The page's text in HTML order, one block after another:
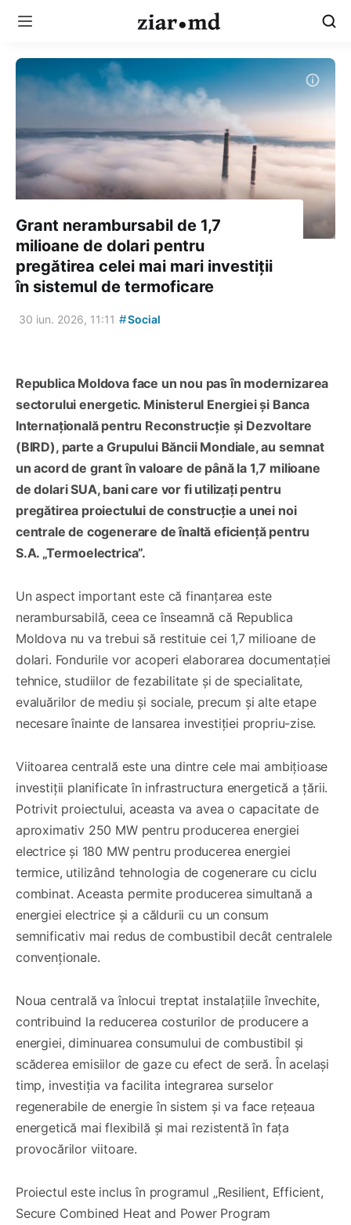
Grant nerambursabil de 1,7
milioane de dolari pentru
pregătirea celei mai mari investiții
în sistemul de termoficare
30 iun. 2026, 11:11 #Social
Republica Moldova face un nou pas în modernizarea
sectorului energetic. Ministerul Energiei și Banca
Internațională pentru Reconstrucție și Dezvoltare
(BIRD), parte a Grupului Băncii Mondiale, au semnat
un acord de grant în valoare de până la 1,7 milioane
de dolari SUA, bani care vor fi utilizați pentru
pregătirea proiectului de construcție a unei noi
centrale de cogenerare de înaltă eficiență pentru
S.A. „Termoelectrica”.
Un aspect important este că finanțarea este
nerambursabilă, ceea ce înseamnă că Republica
Moldova nu va trebui să restituie cei 1,7 milioane de
dolari. Fondurile vor acoperi elaborarea documentației
tehnice, studiilor de fezabilitate și de specialitate,
evaluărilor de mediu și sociale, precum și alte etape
necesare înainte de lansarea investiției propriu-zise.
Viitoarea centrală este una dintre cele mai ambițioase
investiții planificate în infrastructura energetică a țării.
Potrivit proiectului, aceasta va avea o capacitate de
aproximativ 250 MW pentru producerea energiei
electrice și 180 MW pentru producerea energiei
termice, utilizând tehnologia de cogenerare cu ciclu
combinat. Aceasta permite producerea simultană a
energiei electrice și a căldurii cu un consum
semnificativ mai redus de combustibil decât centralele
convenționale.
Noua centrală va înlocui treptat instalațiile învechite,
contribuind la reducerea costurilor de producere a
energiei, diminuarea consumului de combustibil și
scăderea emisiilor de gaze cu efect de seră. În același
timp, investiția va facilita integrarea surselor
regenerabile de energie în sistem și va face rețeaua
energetică mai flexibilă și mai rezistentă în fața
provocărilor viitoare.
Proiectul este inclus în programul „Resilient, Efficient,
Secure Combined Heat and Power Program